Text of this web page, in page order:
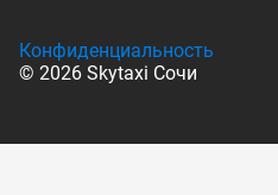
© 2026 Skytaxi Сочи
Конфиденциальность